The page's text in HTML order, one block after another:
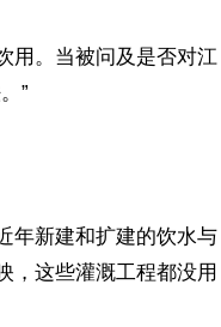
用。当被问及是否对江
”
年新建和扩建的饮水与
，这些灌溉工程都没用